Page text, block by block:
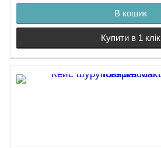
В кошик
Купити в 1 клік